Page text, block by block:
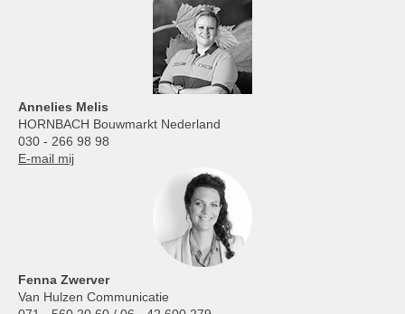
Annelies Melis
HORNBACH Bouwmarkt Nederland
030 - 266 98 98
E-mail mij
Fenna Zwerver
Van Hulzen Communicatie